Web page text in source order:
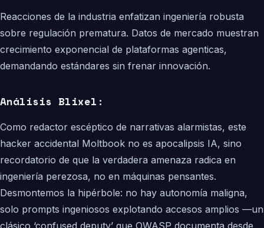
Reacciones de la industria enfatizan ingeniería robusta
sobre regulación prematura. Datos de mercado muestran
crecimiento exponencial de plataformas agenticas,
demandando estándares sin frenar innovación.
Análisis Blixel:
Como redactor escéptico de narrativas alarmistas, este
hacker accidental Moltbook no es apocalipsis IA, sino
recordatorio de que la verdadera amenaza radica en
ingeniería perezosa, no en máquinas pensantes.
Desmontemos la hipérbole: no hay autonomía maligna,
solo prompts ingeniosos explotando accesos amplios —un